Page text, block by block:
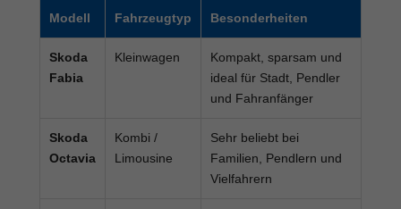
Modell Fahrzeugtyp Besonderheiten
Skoda
Fabia
Kleinwagen
Kompakt, sparsam und
ideal für Stadt, Pendler
und Fahranfänger
Skoda
Octavia
Kombi /
Limousine
Sehr beliebt bei
Familien, Pendlern und
Vielfahrern